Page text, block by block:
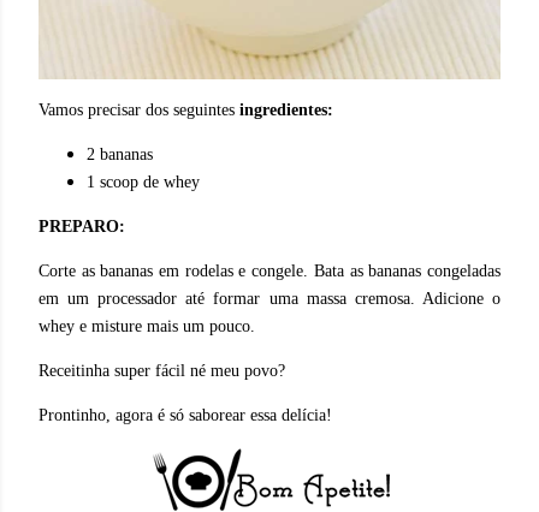
Vamos precisar dos seguintes ingredientes:
2 bananas
1 scoop de whey
PREPARO:
Corte as bananas em rodelas e congele. Bata as bananas congeladas
em um processador até formar uma massa cremosa. Adicione o
whey e misture mais um pouco.
Receitinha super fácil né meu povo?
Prontinho, agora é só saborear essa delícia!